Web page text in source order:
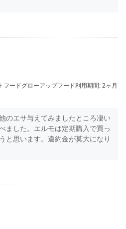
フードグローアップフード利用期間: 2ヶ月
のエサ与えてみましたところ凄い
ました。エルモは定期購入で買っ
と思います。違約金が莫大になり